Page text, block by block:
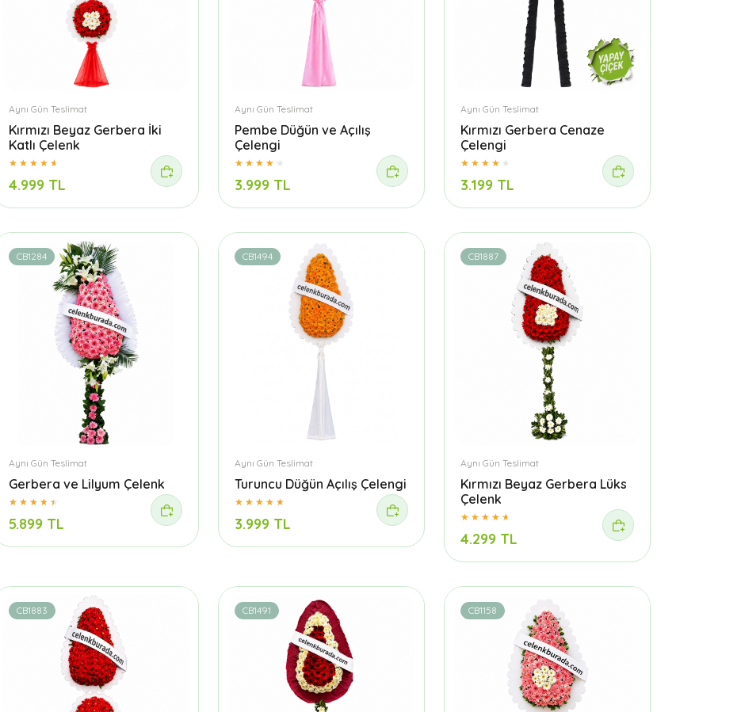
Aynı Gün Teslimat
Kırmızı Beyaz Gerbera İki
Katlı Çelenk
4.999 TL
Aynı Gün Teslimat
Pembe Düğün ve Açılış
Çelengi
3.999 TL
Aynı Gün Teslimat
Kırmızı Gerbera Cenaze
Çelengi
3.199 TL
CB1284
Aynı Gün Teslimat
Gerbera ve Lilyum Çelenk
5.899 TL
CB1494
Aynı Gün Teslimat
Turuncu Düğün Açılış Çelengi
3.999 TL
CB1887
Aynı Gün Teslimat
Kırmızı Beyaz Gerbera Lüks
Çelenk
4.299 TL
CB1883 CB1491 CB1158